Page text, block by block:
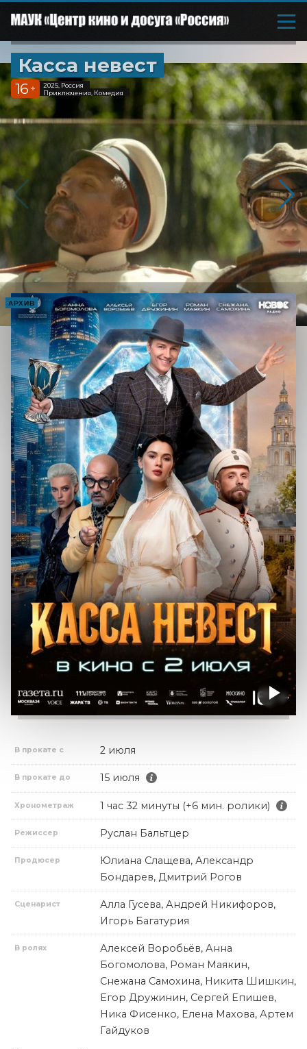
Касса невест
16 +
2025, Россия
Приключения, Комедия
АРХИВ
В прокате с 2 июля
В прокате до 15 июля
Хронометраж 1 час 32 минуты (+6 мин. ролики)
Режиссер Руслан Бальтцер
Продюсер
Юлиана Слащева, Александр
Бондарев, Дмитрий Рогов
Сценарист
Алла Гусева, Андрей Никифоров,
Игорь Багатурия
В ролях
Алексей Воробьёв, Анна
Богомолова, Роман Маякин,
Снежана Самохина, Никита Шишкин,
Егор Дружинин, Сергей Епишев,
Ника Фисенко, Елена Махова, Артем
Гайдуков